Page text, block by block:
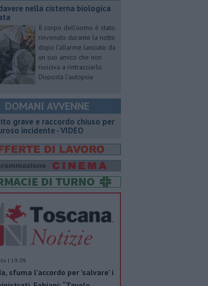
nella cisterna biologica
Il corpo dell'uomo è stato
rinvenuto durante la notte
dopo l'allarme lanciato da
un suo amico che non
riusciva a rintracciarlo.
Disposta l'autopsia
DOMANI AVVENNE
grave e raccordo chiuso per
incidente - VIDEO
| 19.09
sfuma l’accordo per ’salvare’ i